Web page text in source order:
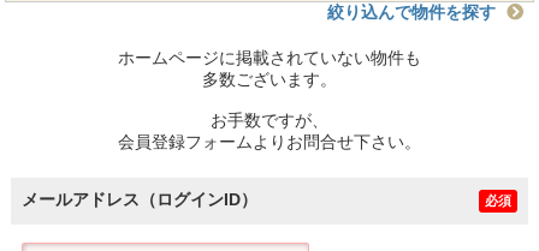
絞り込んで物件を探す
ホームページに掲載されていない物件も
多数ございます。
お手数ですが、
会員登録フォームよりお問合せ下さい。
メールアドレス（ログインID） 必須